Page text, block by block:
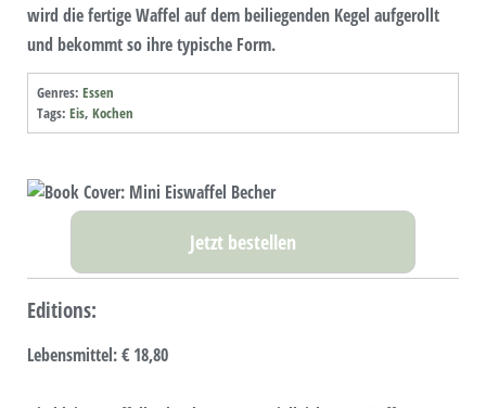
wird die fertige Waffel auf dem beiliegenden Kegel aufgerollt
und bekommt so ihre typische Form.
Genres: Essen
Tags: Eis, Kochen
Jetzt bestellen
Editions:
Lebensmittel:€ 18,80